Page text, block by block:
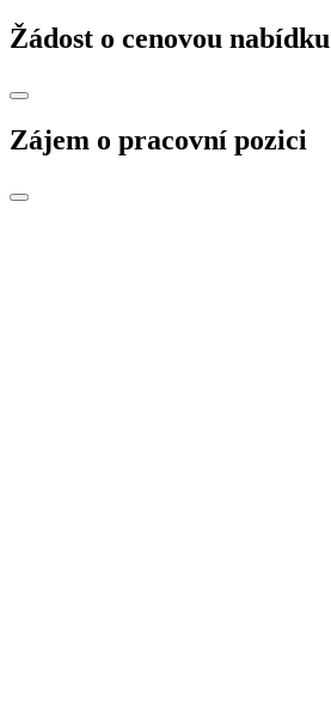
Žádost o cenovou nabídku
Zájem o pracovní pozici